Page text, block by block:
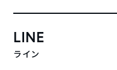
LINE
ライン